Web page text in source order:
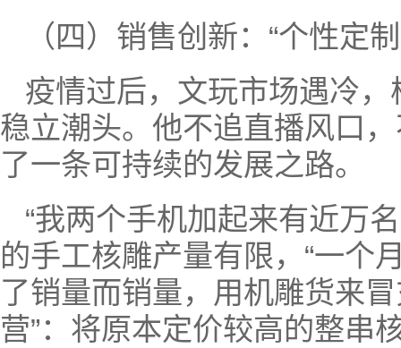
（四）销售创新：“个性定
疫情过后，文玩市场遇冷
稳立潮头。他不追直播风口
了一条可持续的发展之路。
“我两个手机加起来有近万
的手工核雕产量有限，“一个
了销量而销量，用机雕货来
营”：将原本定价较高的整串